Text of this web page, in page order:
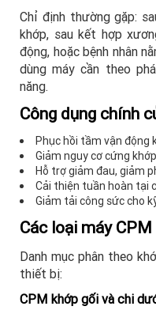
Chỉ định thường gặp:
khớp, sau kết hợp
động, hoặc bệnh nhân
dùng máy cần theo
năng.
Công dụng chính
Phục hồi tầm vận động
Giảm nguy cơ cứng
Hỗ trợ giảm đau, giảm
Cải thiện tuần hoàn tại
Giảm tải công sức cho
Các loại máy
Danh mục phân theo
thiết bị:
CPM khớp gối và chi